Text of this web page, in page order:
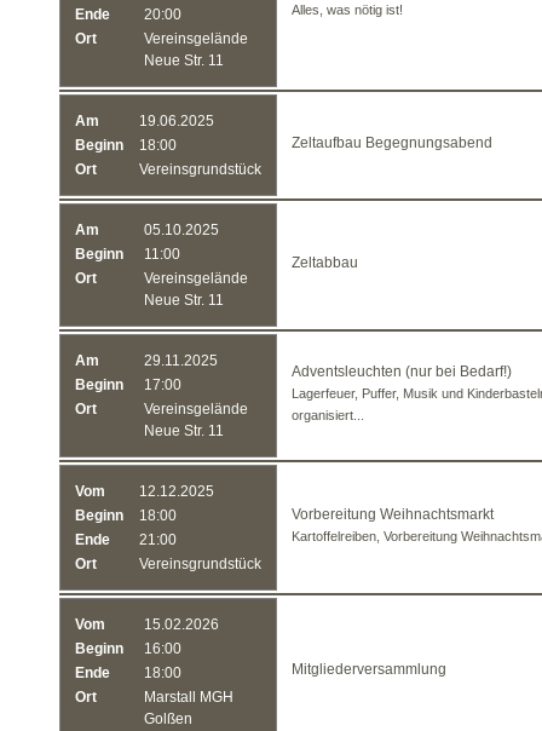
Ende
20:00
Ort
Vereinsgelände
Neue Str. 11
Alles, was nötig ist!
Am
19.06.2025
Beginn
18:00
Ort
Vereinsgrundstück
Zeltaufbau Begegnungsabend
Am
05.10.2025
Beginn
11:00
Ort
Vereinsgelände
Neue Str. 11
Zeltabbau
Am
29.11.2025
Beginn
17:00
Ort
Vereinsgelände
Neue Str. 11
Adventsleuchten (nur bei Bedarf!)
Lagerfeuer, Puffer, Musik und
organisiert...
Vom
12.12.2025
Beginn
18:00
Ende
21:00
Ort
Vereinsgrundstück
Vorbereitung Weihnachtsmarkt
Kartoffelreiben, Vorbereitung
Vom
15.02.2026
Beginn
16:00
Ende
18:00
Ort
Marstall MGH
Golßen
Mitgliederversammlung